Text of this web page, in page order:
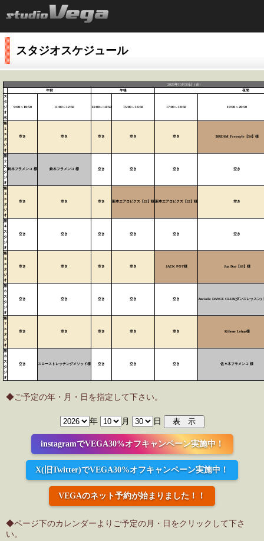
スタジオスケジュール
2026年10月30日（金）
午前
午後
夜間
ス
タ
ジ
オ
名
9:00～10:50 11:00～12:50 13:00～14:50 15:00～16:50 17:00～18:50 19:00～20:50
第
１
ス
タ
ジ
オ
空き 空き 空き 空き 空き DREAM Freestyle【54】様
第
２
ス
タ
ジ
オ
鈴木フラメンコ 様 鈴木フラメンコ 様 空き 空き 空き 空き
第
３
ス
タ
ジ
オ
空き 空き 空き 新本エアロビクス【22】様新本エアロビクス【22】様 空き
第
４
ス
タ
ジ
オ
空き 空き 空き 空き 空き 空き
第
５
ス
タ
ジ
オ
空き 空き 空き 空き JACK POT様 Jua Doa【63】様
第
６
ス
タ
ジ
オ
空き 空き 空き 空き 空き Anciaile DANCE CLUB(ダンスレッスン)
第
７
ス
タ
ジ
オ
空き 空き 空き 空き 空き Kihene Lehua様
第
８
ス
タ
ジ
オ
空き スローストレッチングメソッド様 空き 空き 空き 佐々木フラメンコ 様
◆ご予定の年・月・日を指定して下さい。
年 月 日
instagramでVEGA30%オフキャンペーン実施中！
X(旧Twitter)でVEGA30%オフキャンペーン実施中！
VEGAのネット予約が始まりました！！
◆ページ下のカレンダーよりご予定の月・日をクリックして下さ
い。